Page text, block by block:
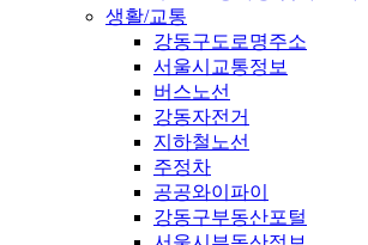
생활/교통
강동구도로명주소
서울시교통정보
버스노선
강동자전거
지하철노선
주정차
공공와이파이
강동구부동산포털